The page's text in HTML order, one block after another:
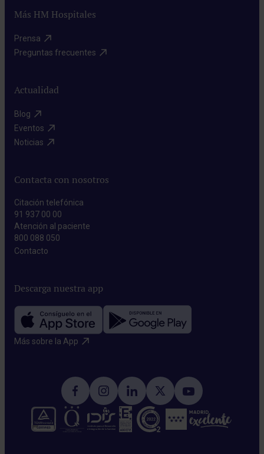
Más HM Hospitales
Prensa​
Preguntas frecuentes​
Actualidad
Blog​
Eventos​
Noticias​
Contacta con nosotros
Citación telefónica
91 937 00 00
Atención al paciente
800 088 050
Contacto​
Descarga nuestra app
Más sobre la App​